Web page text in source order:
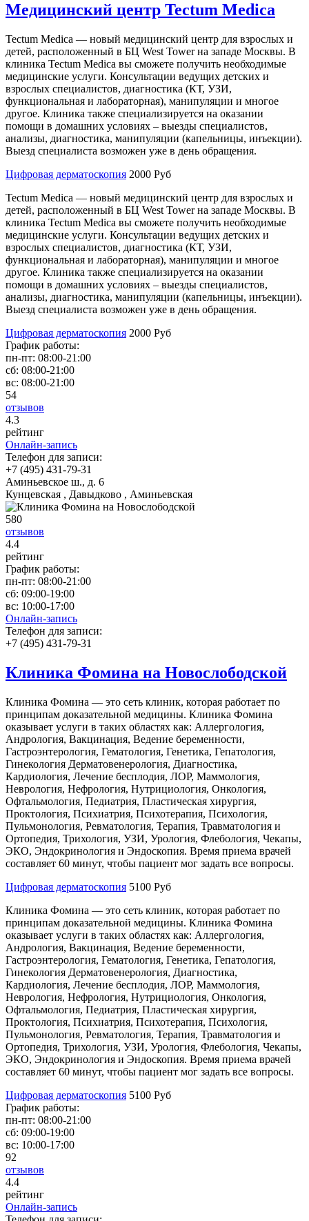
Медицинский центр Tectum Medica
Tectum Medica — новый медицинский центр для взрослых и
детей, расположенный в БЦ West Tower на западе Москвы. В
клиника Tectum Medica вы сможете получить необходимые
медицинские услуги. Консультации ведущих детских и
взрослых специалистов, диагностика (КТ, УЗИ,
функциональная и лабораторная), манипуляции и многое
другое. Клиника также специализируется на оказании
помощи в домашних условиях – выезды специалистов,
анализы, диагностика, манипуляции (капельницы, инъекции).
Выезд специалиста возможен уже в день обращения.
Цифровая дерматоскопия 2000 Руб
Tectum Medica — новый медицинский центр для взрослых и
детей, расположенный в БЦ West Tower на западе Москвы. В
клиника Tectum Medica вы сможете получить необходимые
медицинские услуги. Консультации ведущих детских и
взрослых специалистов, диагностика (КТ, УЗИ,
функциональная и лабораторная), манипуляции и многое
другое. Клиника также специализируется на оказании
помощи в домашних условиях – выезды специалистов,
анализы, диагностика, манипуляции (капельницы, инъекции).
Выезд специалиста возможен уже в день обращения.
Цифровая дерматоскопия 2000 Руб
График работы:
пн-пт: 08:00-21:00
сб: 08:00-21:00
вс: 08:00-21:00
54
отзывов
4.3
рейтинг
Онлайн-запись
Телефон для записи:
+7 (495) 431-79-31
Аминьевское ш., д. 6
Кунцевская , Давыдково , Аминьевская
580
отзывов
4.4
рейтинг
График работы:
пн-пт: 08:00-21:00
сб: 09:00-19:00
вс: 10:00-17:00
Онлайн-запись
Телефон для записи:
+7 (495) 431-79-31
Клиника Фомина на Новослободской
Клиника Фомина — это сеть клиник, которая работает по
принципам доказательной медицины. Клиника Фомина
оказывает услуги в таких областях как: Аллергология,
Андрология, Вакцинация, Ведение беременности,
Гастроэнтерология, Гематология, Генетика, Гепатология,
Гинекология Дерматовенерология, Диагностика,
Кардиология, Лечение бесплодия, ЛОР, Маммология,
Неврология, Нефрология, Нутрициология, Онкология,
Офтальмология, Педиатрия, Пластическая хирургия,
Проктология, Психиатрия, Психотерапия, Психология,
Пульмонология, Ревматология, Терапия, Травматология и
Ортопедия, Трихология, УЗИ, Урология, Флебология, Чекапы,
ЭКО, Эндокринология и Эндоскопия. Время приема врачей
составляет 60 минут, чтобы пациент мог задать все вопросы.
Цифровая дерматоскопия 5100 Руб
Клиника Фомина — это сеть клиник, которая работает по
принципам доказательной медицины. Клиника Фомина
оказывает услуги в таких областях как: Аллергология,
Андрология, Вакцинация, Ведение беременности,
Гастроэнтерология, Гематология, Генетика, Гепатология,
Гинекология Дерматовенерология, Диагностика,
Кардиология, Лечение бесплодия, ЛОР, Маммология,
Неврология, Нефрология, Нутрициология, Онкология,
Офтальмология, Педиатрия, Пластическая хирургия,
Проктология, Психиатрия, Психотерапия, Психология,
Пульмонология, Ревматология, Терапия, Травматология и
Ортопедия, Трихология, УЗИ, Урология, Флебология, Чекапы,
ЭКО, Эндокринология и Эндоскопия. Время приема врачей
составляет 60 минут, чтобы пациент мог задать все вопросы.
Цифровая дерматоскопия 5100 Руб
График работы:
пн-пт: 08:00-21:00
сб: 09:00-19:00
вс: 10:00-17:00
92
отзывов
4.4
рейтинг
Онлайн-запись